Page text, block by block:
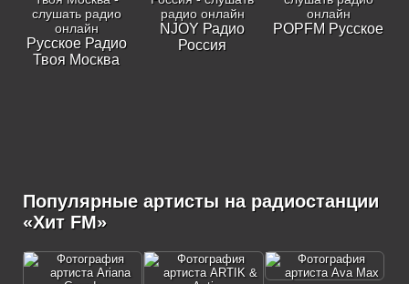
Русское Радио
Твоя Москва
NJOY Радио
Россия
POPFM Русское
Популярные артисты на радиостанции
«Хит FM»